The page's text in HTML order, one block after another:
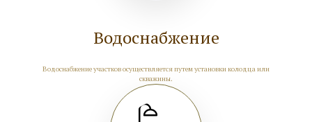
Водоснабжение
Водоснабжение участков осуществляется путем установки колодца или
скважины.